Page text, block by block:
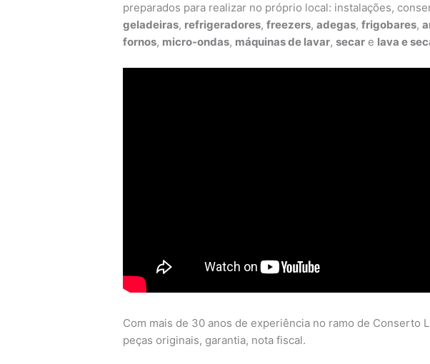
preparados para realizar no próprio local: instalações,
geladeiras, refrigeradores,freezers,adegas,frigobares,
fornos, micro-ondas, máquinas de lavar,secar e lava e
Com mais de 30 anos de experiência no ramo de Conserto
peças originais, garantia, nota fiscal.